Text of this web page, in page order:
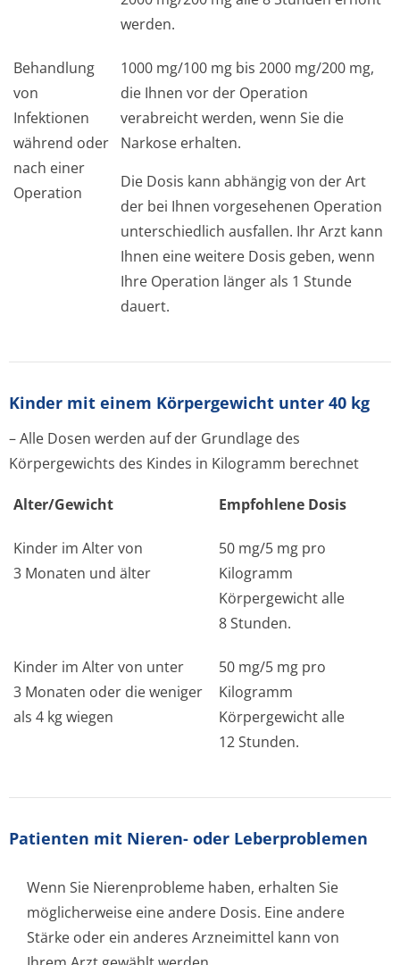
werden.
Behandlung
von
Infektionen
während oder
nach einer
Operation
1000 mg/100 mg bis 2000 mg/200 mg,
die Ihnen vor der Operation
verabreicht werden, wenn Sie die
Narkose erhalten.
Die Dosis kann abhängig von der Art
der bei Ihnen vorgesehenen Operation
unterschiedlich ausfallen. Ihr Arzt kann
Ihnen eine weitere Dosis geben, wenn
Ihre Operation länger als 1 Stunde
dauert.
Kinder mit einem Körpergewicht unter 40 kg
– Alle Dosen werden auf der Grundlage des
Körpergewichts des Kindes in Kilogramm berechnet
Alter/Gewicht Empfohlene Dosis
Kinder im Alter von
3 Monaten und älter
50 mg/5 mg pro
Kilogramm
Körpergewicht alle
8 Stunden.
Kinder im Alter von unter
3 Monaten oder die weniger
als 4 kg wiegen
50 mg/5 mg pro
Kilogramm
Körpergewicht alle
12 Stunden.
Patienten mit Nieren- oder Leberproblemen
Wenn Sie Nierenprobleme haben, erhalten Sie
möglicherweise eine andere Dosis. Eine andere
Stärke oder ein anderes Arzneimittel kann von